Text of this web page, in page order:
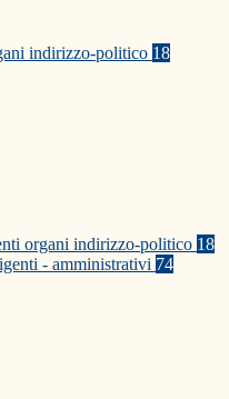
indirizzo-politico 18
organi indirizzo-politico 18
- amministrativi 74